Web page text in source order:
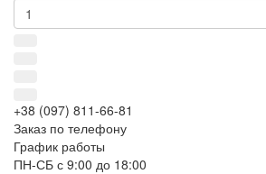
+38 (097) 811-66-81
Заказ по телефону
График работы
ПН-СБ с 9:00 до 18:00